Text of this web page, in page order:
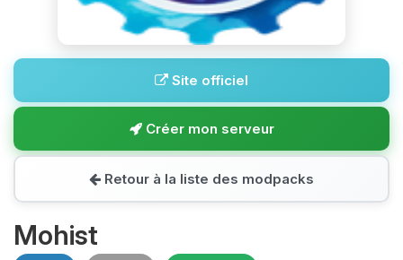
Site officiel
Créer mon serveur
Retour à la liste des modpacks
Mohist